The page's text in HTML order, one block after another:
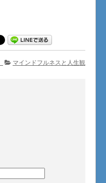
マインドフルネスと人生観